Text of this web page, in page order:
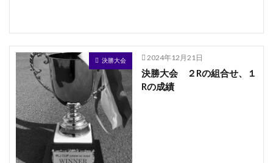
決勝大会 2024年12月21日
決勝大会 ２Rの組合せ、１
Rの成績